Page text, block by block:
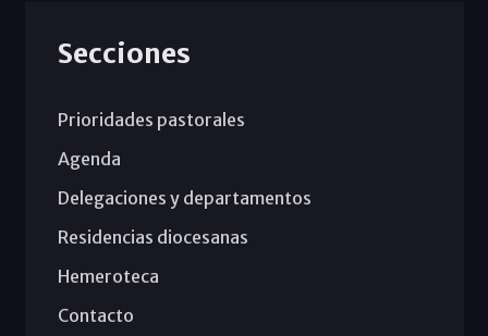
Secciones
Prioridades pastorales
Agenda
Delegaciones y departamentos
Residencias diocesanas
Hemeroteca
Contacto